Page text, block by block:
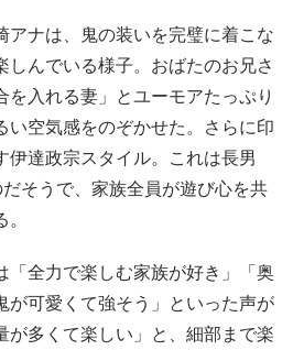
アナは、鬼の装いを完璧に着こな
しんでいる様子。おばたのお兄さ
入れる妻」とユーモアたっぷり
い空気感をのぞかせた。さらに印
伊達政宗スタイル。これは長男
そうで、家族全員が遊び心を共
「全力で楽しむ家族が好き」「奥
が可愛くて強そう」といった声が
が多くて楽しい」と、細部まで楽